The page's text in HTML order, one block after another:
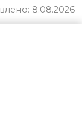
8.08.2026